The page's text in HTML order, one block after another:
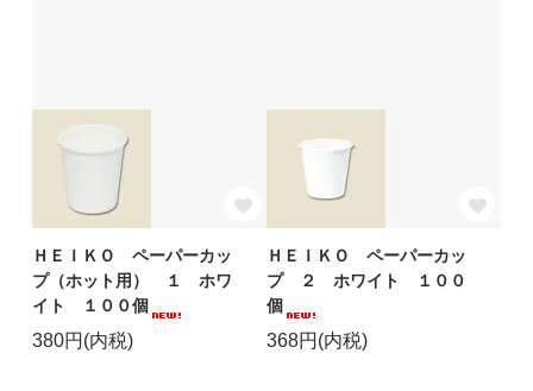
ＨＥＩＫＯ ペーパーカッ
プ（ホット用） １ ホワ
イト １００個
380円(内税)
ＨＥＩＫＯ ペーパーカッ
プ ２ ホワイト １００
個
368円(内税)